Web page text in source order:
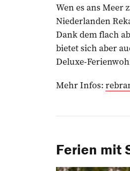
Wen es ans
Niederlanden
Dank dem flach
bietet sich aber
Deluxe-
Mehr Infos:
Ferien mit